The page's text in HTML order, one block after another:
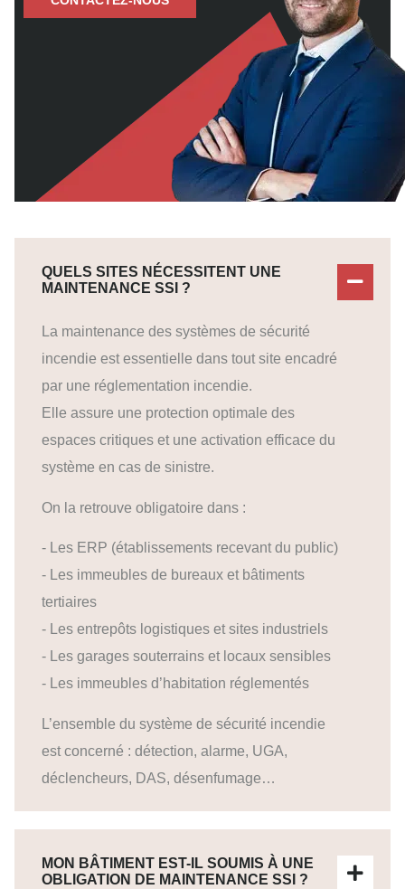
QUELS SITES NÉCESSITENT UNE
MAINTENANCE SSI ?
La maintenance des systèmes de sécurité
incendie est essentielle dans tout site encadré
par une réglementation incendie.
Elle assure une protection optimale des
espaces critiques et une activation efficace du
système en cas de sinistre.
On la retrouve obligatoire dans :
- Les ERP (établissements recevant du public)
- Les immeubles de bureaux et bâtiments
tertiaires
- Les entrepôts logistiques et sites industriels
- Les garages souterrains et locaux sensibles
- Les immeubles d’habitation réglementés
L’ensemble du système de sécurité incendie
est concerné : détection, alarme, UGA,
déclencheurs, DAS, désenfumage…
MON BÂTIMENT EST-IL SOUMIS À UNE
OBLIGATION DE MAINTENANCE SSI ?